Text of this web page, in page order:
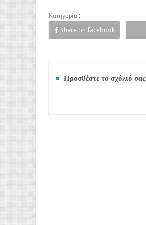
Κατηγορία :
Share on facebook
Προσθέστε το σχόλιό σας